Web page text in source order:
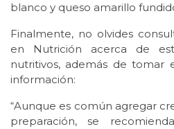
blanco y queso amarillo
Finalmente, no olvides
en Nutrición acerca de
nutritivos, además de tomar
información:
“Aunque es común agregar
preparación, se